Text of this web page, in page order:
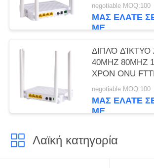
negotiable MOQ:100
ΜΑΣ ΕΛΆΤΕ
ΜΕ
ΔΙΠΛΌ
40MHZ 80MHZ
XPON ONU
negotiable MOQ:100
ΜΑΣ ΕΛΆΤΕ
ΜΕ
Λαϊκή κατηγορία